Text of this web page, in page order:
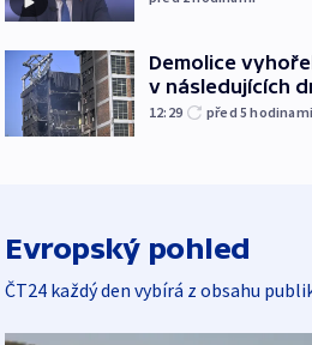
Demolice
v následujících
12:29 před 5hodinami
Evropský pohled
ČT24 každý den vybírá z obsahu